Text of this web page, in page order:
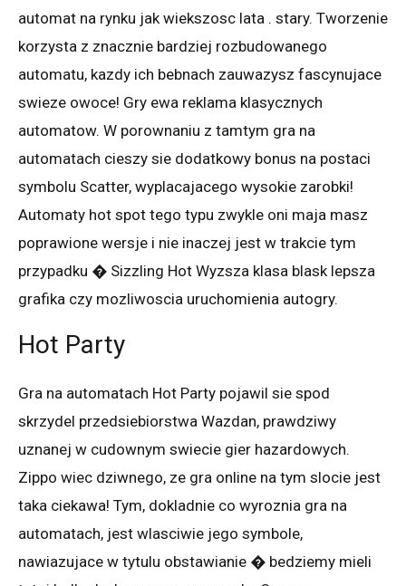
automat na rynku jak wiekszosc lata . stary. Tworzenie
korzysta z znacznie bardziej rozbudowanego
automatu, kazdy ich bebnach zauwazysz fascynujace
swieze owoce! Gry ewa reklama klasycznych
automatow. W porownaniu z tamtym gra na
automatach cieszy sie dodatkowy bonus na postaci
symbolu Scatter, wyplacajacego wysokie zarobki!
Automaty hot spot tego typu zwykle oni maja masz
poprawione wersje i nie inaczej jest w trakcie tym
przypadku � Sizzling Hot Wyzsza klasa blask lepsza
grafika czy mozliwoscia uruchomienia autogry.
Hot Party
Gra na automatach Hot Party pojawil sie spod
skrzydel przedsiebiorstwa Wazdan, prawdziwy
uznanej w cudownym swiecie gier hazardowych.
Zippo wiec dziwnego, ze gra online na tym slocie jest
taka ciekawa! Tym, dokladnie co wyroznia gra na
automatach, jest wlasciwie jego symbole,
nawiazujace w tytulu obstawianie � bedziemy mieli